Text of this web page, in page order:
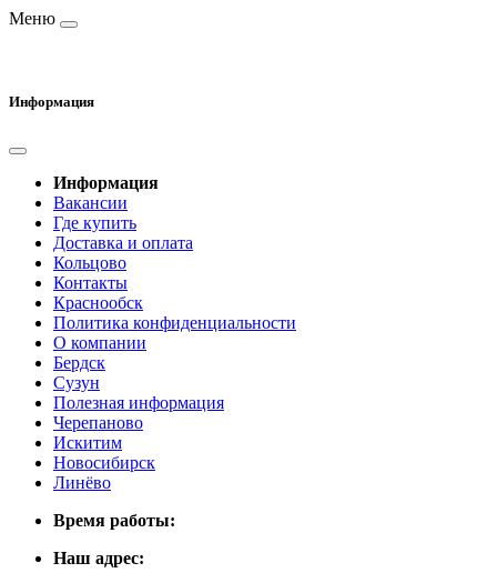
Меню
Информация
Информация
Вакансии
Где купить
Доставка и оплата
Кольцово
Контакты
Краснообск
Политика конфиденциальности
О компании
Бердск
Сузун
Полезная информация
Черепаново
Искитим
Новосибирск
Линёво
Время работы:
Наш адрес: